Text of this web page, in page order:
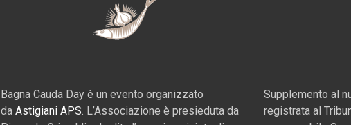
Bagna Cauda Day è un evento organizzato
da Astigiani APS. L’Associazione è presieduta da
Supplemento al
registrata al